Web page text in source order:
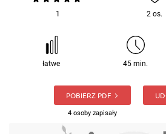
1 2 os.
łatwe 45 min.
POBIERZ PDF
4 osoby zapisały